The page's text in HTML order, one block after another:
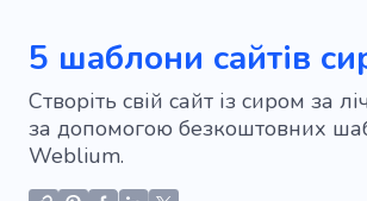
5 шаблони сайтів
Створіть свій сайт із сиром за
за допомогою безкоштовних
Weblium.